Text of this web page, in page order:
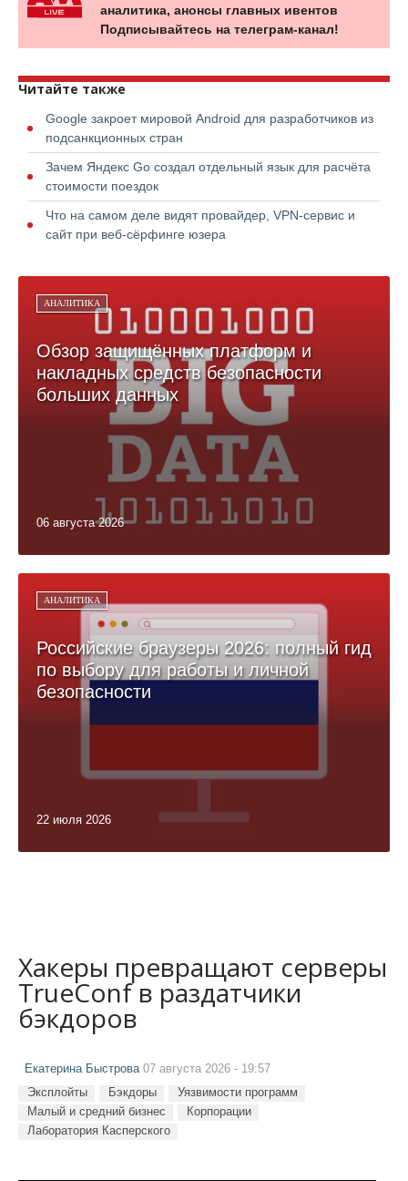
аналитика, анонсы главных ивентов
Подписывайтесь на телеграм-канал!
Читайте также
Google закроет мировой Android для разработчиков из
подсанкционных стран
Зачем Яндекс Go создал отдельный язык для расчёта
стоимости поездок
Что на самом деле видят провайдер, VPN-сервис и
сайт при веб-сёрфинге юзера
АНАЛИТИКА
Обзор защищённых платформ и
накладных средств безопасности
больших данных
06 августа 2026
АНАЛИТИКА
Российские браузеры 2026: полный гид
по выбору для работы и личной
безопасности
22 июля 2026
Хакеры превращают серверы
TrueConf в раздатчики
бэкдоров
Екатерина Быстрова07 августа 2026 - 19:57
Эксплойты Бэкдоры
Уязвимости программ
Малый и средний бизнес
Корпорации
Лаборатория Касперского